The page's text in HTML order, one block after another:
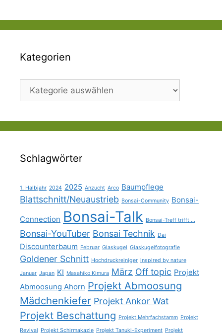
Kategorien
Kategorien
Schlagwörter
1. Halbjahr 2024 2025 Anzucht Arco Baumpflege
Blattschnitt/Neuaustrieb Bonsai-Community Bonsai-
Connection Bonsai-Talk Bonsai-Treff trifft ...
Bonsai-YouTuber Bonsai Technik Dai
Discounterbaum Februar Glaskugel Glaskugelfotografie
Goldener Schnitt Hochdruckreiniger inspired by nature
Januar Japan KI Masahiko Kimura März Off topic Projekt
Abmoosung Ahorn Projekt Abmoosung
Mädchenkiefer Projekt Ankor Wat
Projekt Beschattung Projekt Mehrfachstamm Projekt
Revival Projekt Schirmakazie Projekt Tanuki-Experiment Projekt